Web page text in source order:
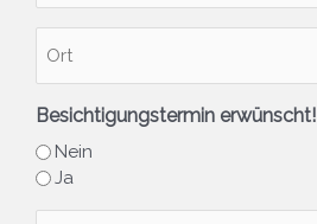
Besichtigungstermin erwünscht!
Nein
Ja